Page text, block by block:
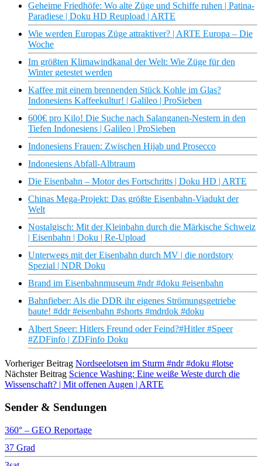
Geheime Friedhöfe: Wo alte Züge und Schiffe ruhen | Patina-
Paradiese | Doku HD Reupload | ARTE
Wie werden Europas Züge attraktiver? | ARTE Europa – Die
Woche
Im größten Klimawindkanal der Welt: Wie Züge für den
Winter getestet werden
Kaffee mit einem brennenden Stück Kohle im Glas?
Indonesiens Kaffeekultur! | Galileo | ProSieben
600€ pro Kilo! Die Suche nach Salanganen-Nestern in den
Tiefen Indonesiens | Galileo | ProSieben
Indonesiens Frauen: Zwischen Hijab und Prosecco
Indonesiens Abfall-Albtraum
Die Eisenbahn – Motor des Fortschritts | Doku HD | ARTE
Chinas Mega-Projekt: Das größte Eisenbahn-Viadukt der
Welt
Nostalgisch: Mit der Kleinbahn durch die Märkische Schweiz
| Eisenbahn | Doku | Re-Upload
Unterwegs mit der Eisenbahn durch MV | die nordstory
Spezial | NDR Doku
Brand im Eisenbahnmuseum #ndr #doku #eisenbahn
Bahnfieber: Als die DDR ihr eigenes Strömungsgetriebe
baute! #ddr #eisenbahn #shorts #mdrdok #doku
Albert Speer: Hitlers Freund oder Feind?#Hitler #Speer
#ZDFinfo | ZDFinfo Doku
Vorheriger Beitrag Nordseelotsen im Sturm #ndr #doku #lotse
Nächster Beitrag Science Washing: Eine weiße Weste durch die
Wissenschaft? | Mit offenen Augen | ARTE
Sender & Sendungen
360° – GEO Reportage
37 Grad